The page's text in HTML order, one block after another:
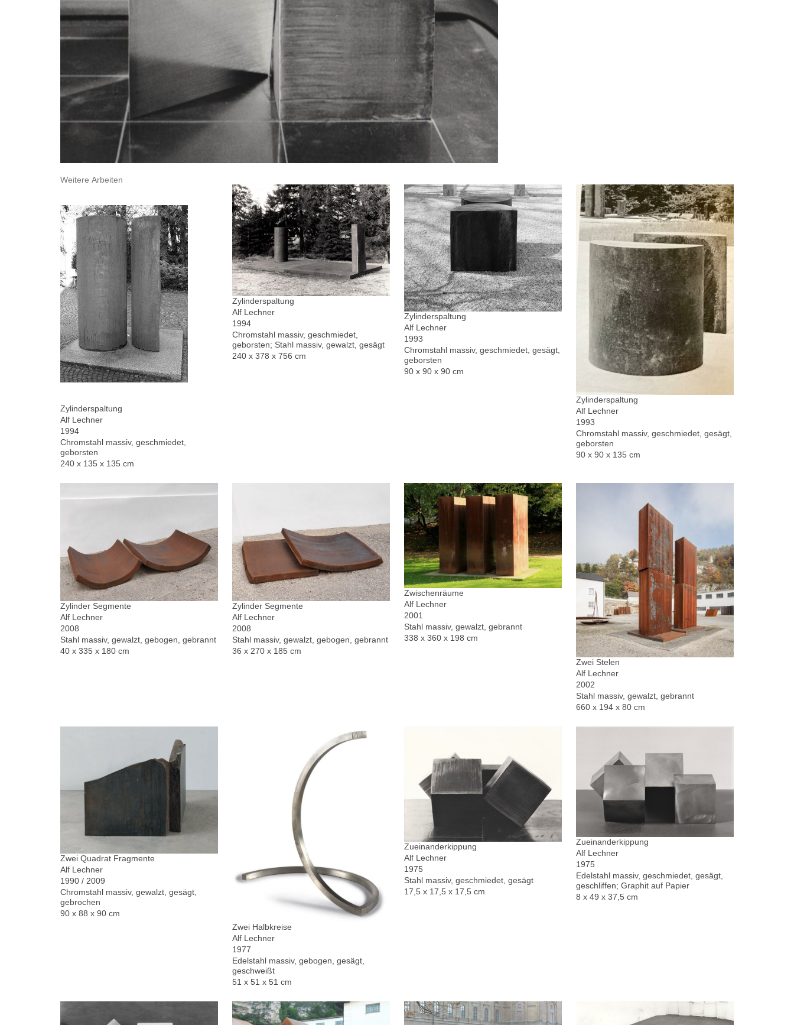
Weitere Arbeiten
Zylinderspaltung
Alf Lechner
1994
Chromstahl massiv, geschmiedet,
geborsten
240 x 135 x 135 cm
Zylinderspaltung
Alf Lechner
1994
Chromstahl massiv, geschmiedet,
geborsten; Stahl massiv, gewalzt, gesägt
240 x 378 x 756 cm
Zylinderspaltung
Alf Lechner
1993
Chromstahl massiv, geschmiedet, gesägt,
geborsten
90 x 90 x 90 cm
Zylinderspaltung
Alf Lechner
1993
Chromstahl massiv, geschmiedet, gesägt,
geborsten
90 x 90 x 135 cm
Zylinder Segmente
Alf Lechner
2008
Stahl massiv, gewalzt, gebogen, gebrannt
40 x 335 x 180 cm
Zylinder Segmente
Alf Lechner
2008
Stahl massiv, gewalzt, gebogen, gebrannt
36 x 270 x 185 cm
Zwischenräume
Alf Lechner
2001
Stahl massiv, gewalzt, gebrannt
338 x 360 x 198 cm
Zwei Stelen
Alf Lechner
2002
Stahl massiv, gewalzt, gebrannt
660 x 194 x 80 cm
Zwei Quadrat Fragmente
Alf Lechner
1990 / 2009
Chromstahl massiv, gewalzt, gesägt,
gebrochen
90 x 88 x 90 cm
Zwei Halbkreise
Alf Lechner
1977
Edelstahl massiv, gebogen, gesägt,
geschweißt
51 x 51 x 51 cm
Zueinanderkippung
Alf Lechner
1975
Stahl massiv, geschmiedet, gesägt
17,5 x 17,5 x 17,5 cm
Zueinanderkippung
Alf Lechner
1975
Edelstahl massiv, geschmiedet, gesägt,
geschliffen; Graphit auf Papier
8 x 49 x 37,5 cm